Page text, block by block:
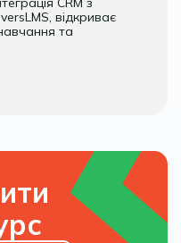
відкриває
та